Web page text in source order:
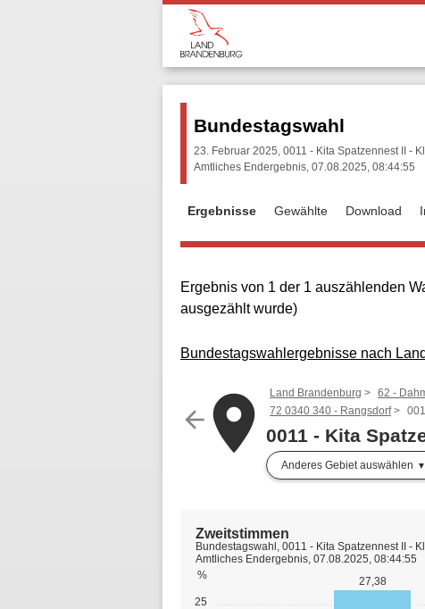
Bundestagswahl
23. Februar 2025, 0011 - Kita Spatzennest II -
Amtliches Endergebnis, 07.08.2025, 08:44:55
Ergebnisse Gewählte Download
Ergebnis von 1 der 1 auszählenden
ausgezählt wurde)
Bundestagswahlergebnisse nach
arrow_backplaceLand Brandenburg
62 -
72 0340 340 - Rangsdorf
0011 - Kita
Anderes Gebiet auswählen
25
%
27,38
Zweitstimmen
Bundestagswahl, 0011 - Kita Spatzennest II -
Amtliches Endergebnis, 07.08.2025, 08:44:55